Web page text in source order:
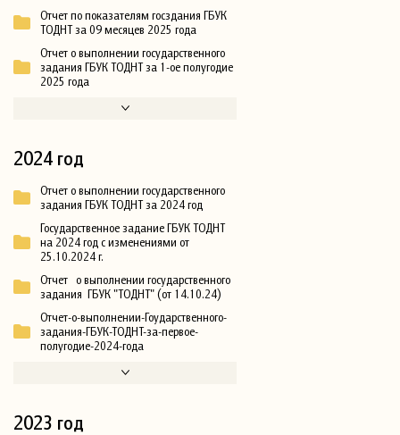
Отчет по показателям госздания ГБУК
ТОДНТ за 09 месяцев 2025 года
Отчет о выполнении государственного
задания ГБУК ТОДНТ за 1-ое полугодие
2025 года
2024 год
Отчет о выполнении государственного
задания ГБУК ТОДНТ за 2024 год
Государственное задание ГБУК ТОДНТ
на 2024 год с изменениями от
25.10.2024 г.
Отчет о выполнении государственного
задания ГБУК "ТОДНТ" (от 14.10.24)
Отчет-о-выполнении-Гоударственного-
задания-ГБУК-ТОДНТ-за-первое-
полугодие-2024-года
2023 год